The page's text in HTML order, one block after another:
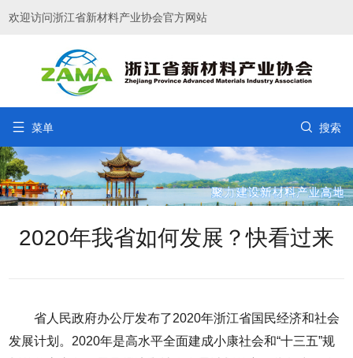
欢迎访问浙江省新材料产业协会官方网站
 菜单  搜索
2020年我省如何发展？快看过来
省人民政府办公厅发布了2020年浙江省国民经济和社会
发展计划。2020年是高水平全面建成小康社会和“十三五”规